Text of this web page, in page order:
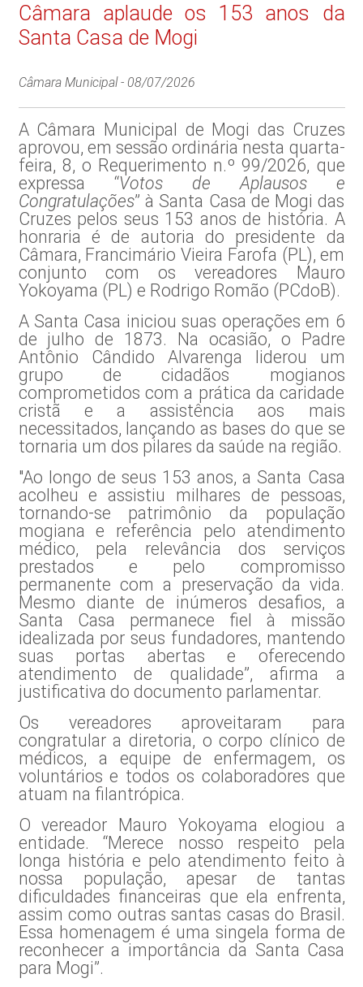
Câmara aplaude os 153 anos da
Santa Casa de Mogi
Câmara Municipal - 08/07/2026
A Câmara Municipal de Mogi das Cruzes
aprovou, em sessão ordinária nesta quarta-
feira, 8, o Requerimento n.º 99/2026, que
expressa “Votos de Aplausos e
Congratulações” à Santa Casa de Mogi das
Cruzes pelos seus 153 anos de história. A
honraria é de autoria do presidente da
Câmara, Francimário Vieira Farofa (PL), em
conjunto com os vereadores Mauro
Yokoyama (PL) e Rodrigo Romão (PCdoB).
A Santa Casa iniciou suas operações em 6
de julho de 1873. Na ocasião, o Padre
Antônio Cândido Alvarenga liderou um
grupo de cidadãos mogianos
comprometidos com a prática da caridade
cristã e a assistência aos mais
necessitados, lançando as bases do que se
tornaria um dos pilares da saúde na região.
"Ao longo de seus 153 anos, a Santa Casa
acolheu e assistiu milhares de pessoas,
tornando-se patrimônio da população
mogiana e referência pelo atendimento
médico, pela relevância dos serviços
prestados e pelo compromisso
permanente com a preservação da vida.
Mesmo diante de inúmeros desafios, a
Santa Casa permanece fiel à missão
idealizada por seus fundadores, mantendo
suas portas abertas e oferecendo
atendimento de qualidade”, afirma a
justificativa do documento parlamentar.
Os vereadores aproveitaram para
congratular a diretoria, o corpo clínico de
médicos, a equipe de enfermagem, os
voluntários e todos os colaboradores que
atuam na filantrópica.
O vereador Mauro Yokoyama elogiou a
entidade. “Merece nosso respeito pela
longa história e pelo atendimento feito à
nossa população, apesar de tantas
dificuldades financeiras que ela enfrenta,
assim como outras santas casas do Brasil.
Essa homenagem é uma singela forma de
reconhecer a importância da Santa Casa
para Mogi”.